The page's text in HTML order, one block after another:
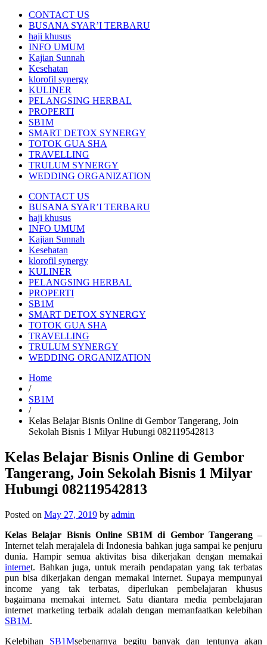
CONTACT US
BUSANA SYAR’I TERBARU
haji khusus
INFO UMUM
Kajian Sunnah
Kesehatan
klorofil synergy
KULINER
PELANGSING HERBAL
PROPERTI
SB1M
SMART DETOX SYNERGY
TOTOK GUA SHA
TRAVELLING
TRULUM SYNERGY
WEDDING ORGANIZATION
CONTACT US
BUSANA SYAR’I TERBARU
haji khusus
INFO UMUM
Kajian Sunnah
Kesehatan
klorofil synergy
KULINER
PELANGSING HERBAL
PROPERTI
SB1M
SMART DETOX SYNERGY
TOTOK GUA SHA
TRAVELLING
TRULUM SYNERGY
WEDDING ORGANIZATION
Home
/
SB1M
/
Kelas Belajar Bisnis Online di Gembor Tangerang, Join
Sekolah Bisnis 1 Milyar Hubungi 082119542813
Kelas Belajar Bisnis Online di Gembor
Tangerang, Join Sekolah Bisnis 1 Milyar
Hubungi 082119542813
Posted on May 27, 2019 by admin
Kelas Belajar Bisnis Online SB1M di Gembor Tangerang–
Internet telah merajalela di Indonesia bahkan juga sampai ke penjuru
dunia. Hampir semua aktivitas bisa dikerjakan dengan memakai
internet. Bahkan juga, untuk meraih pendapatan yang tak terbatas
pun bisa dikerjakan dengan memakai internet. Supaya mempunyai
income yang tak terbatas, diperlukan pembelajaran khusus
bagaimana memakai internet. Satu diantara media pembelajaran
internet marketing terbaik adalah dengan memanfaatkan kelebihan
SB1M.
Kelebihan SB1Msebenarnya begitu banyak dan tentunya akan